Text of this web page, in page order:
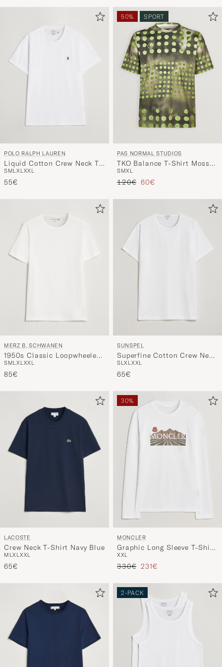
POLO RALPH LAUREN
Liquid Cotton Crew Neck T-
Shirt White
SMLXLXXL
55€
50% SPORT
PAS NORMAL STUDIOS
TKO Balance T-Shirt Moss
Green
SMXL
Reguliere prijs
120€ Verlaagd prijs
60€
MERZ B. SCHWANEN
1950s Classic Loopwheeled
T-shirt White
SMLXLXXL
85€
SUNSPEL
Superfine Cotton Crew Neck
T-Shirt White
SLXLXXL
65€
LACOSTE
Crew Neck T-Shirt Navy Blue
M LXLXXL
65€
30%
MONCLER
Graphic Long Sleeve T-Shirt
White
XXL
Reguliere prijs
330€ Verlaagd prijs
231€
2-PACK